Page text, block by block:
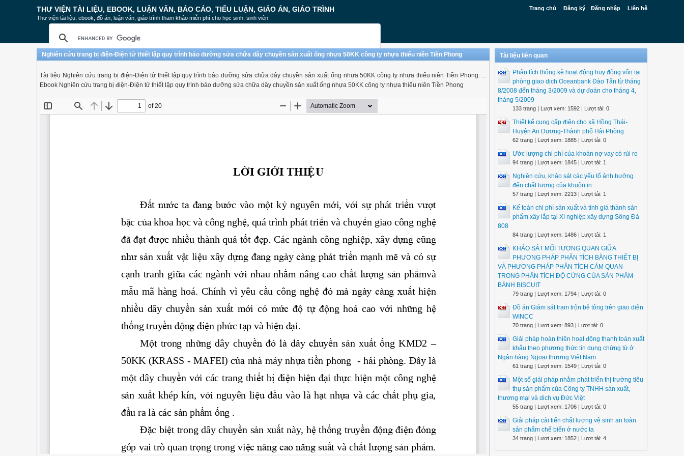
Trang chủ Đăng ký Đăng nhập Liên hệ
THƯ VIỆN TÀI LIỆU, EBOOK, LUẬN VĂN, BÁO CÁO, TIỂU LUẬN, GIÁO ÁN, GIÁO TRÌNH
Thư viện tài liệu, ebook, đồ án, luận văn, giáo trình tham khảo miễn phí cho học sinh, sinh viên
Nghiên cứu trang bị điện-Điện tử thiết lập quy trình bảo dưỡng sửa chữa dây chuyền sản xuất ống nhựa 50KK công ty nhựa thiếu niên Tiền Phong
Tài liệu Nghiên cứu trang bị điện-Điện tử thiết lập quy trình bảo dưỡng sửa chữa dây chuyền sản xuất ống nhựa 50KK công ty nhựa thiếu niên Tiền Phong: ...
Ebook Nghiên cứu trang bị điện-Điện tử thiết lập quy trình bảo dưỡng sửa chữa dây chuyền sản xuất ống nhựa 50KK công ty nhựa thiếu niên Tiền Phong
Tài liệu liên quan
Phân tích thống kê hoạt động huy động vốn tại
phòng giao dịch Oceanbank Đào Tấn từ tháng
8/2008 đến tháng 3/2009 và dự đoán cho tháng 4,
tháng 5/2009
133 trang | Lượt xem: 1592 | Lượt tải: 0
Thiết kế cung cấp điện cho xã Hồng Thái-
Huyện An Dương-Thành phố Hải Phòng
62 trang | Lượt xem: 1885 | Lượt tải: 0
Ước lượng chi phí của khoản nợ vay có rủi ro
94 trang | Lượt xem: 1845 | Lượt tải: 1
Nghiên cứu, khảo sát các yếu tố ảnh hưởng
đến chất lượng của khuôn in
57 trang | Lượt xem: 2213 | Lượt tải: 1
Kế toán chi phí sản xuất và tính giá thành sản
phẩm xây lắp tại Xí nghiệp xây dựng Sông Đà
808
84 trang | Lượt xem: 1486 | Lượt tải: 1
KHẢO SÁT MỐI TƯƠNG QUAN GIỮA
PHƯƠNG PHÁP PHÂN TÍCH BẰNG THIẾT BỊ
VÀ PHƯƠNG PHÁP PHÂN TÍCH CẢM QUAN
TRONG PHÂN TÍCH ĐỘ CỨNG CỦA SẢN PHẨM
BÁNH BISCUIT
79 trang | Lượt xem: 1794 | Lượt tải: 0
Đồ án Giám sát trạm trộn bê tông trên giao diện
WINCC
70 trang | Lượt xem: 893 | Lượt tải: 0
Giải pháp hoàn thiên hoạt động thanh toán xuất
khẩu theo phương thức tín dụng chứng từ ở
Ngân hàng Ngoại thương Việt Nam
61 trang | Lượt xem: 1549 | Lượt tải: 0
Một số giải pháp nhằm phát triển thị trường tiêu
thụ sản phẩm của Công ty TNHH sản xuất,
thương mại và dich vụ Đức Việt
55 trang | Lượt xem: 1706 | Lượt tải: 0
Giải pháp cải tiến chất lượng vệ sinh an toàn
sản phẩm chế biến ở nước ta
34 trang | Lượt xem: 1852 | Lượt tải: 4